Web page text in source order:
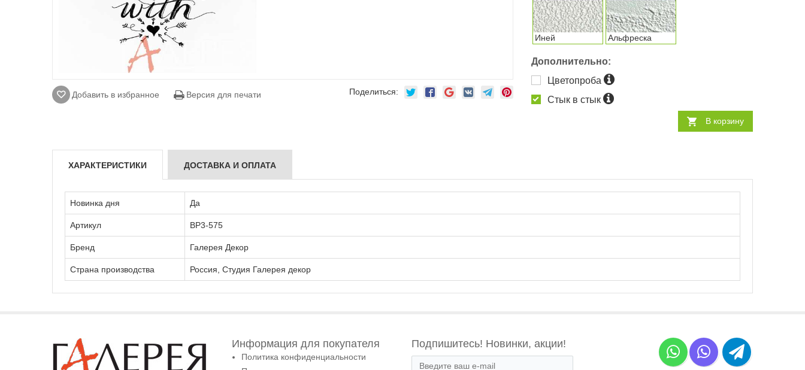
Добавить в избранное Версия для печати Поделиться:
Иней Альфреска
Дополнительно:
Цветопроба
Стык в стык
В корзину
ХАРАКТЕРИСТИКИ ДОСТАВКА И ОПЛАТА
Новинка дня Да
Артикул ВР3-575
Бренд Галерея Декор
Страна производства Россия, Студия Галерея декор
Информация для покупателя
Политика конфиденциальности
Подпишитесь! Новинки, акции!